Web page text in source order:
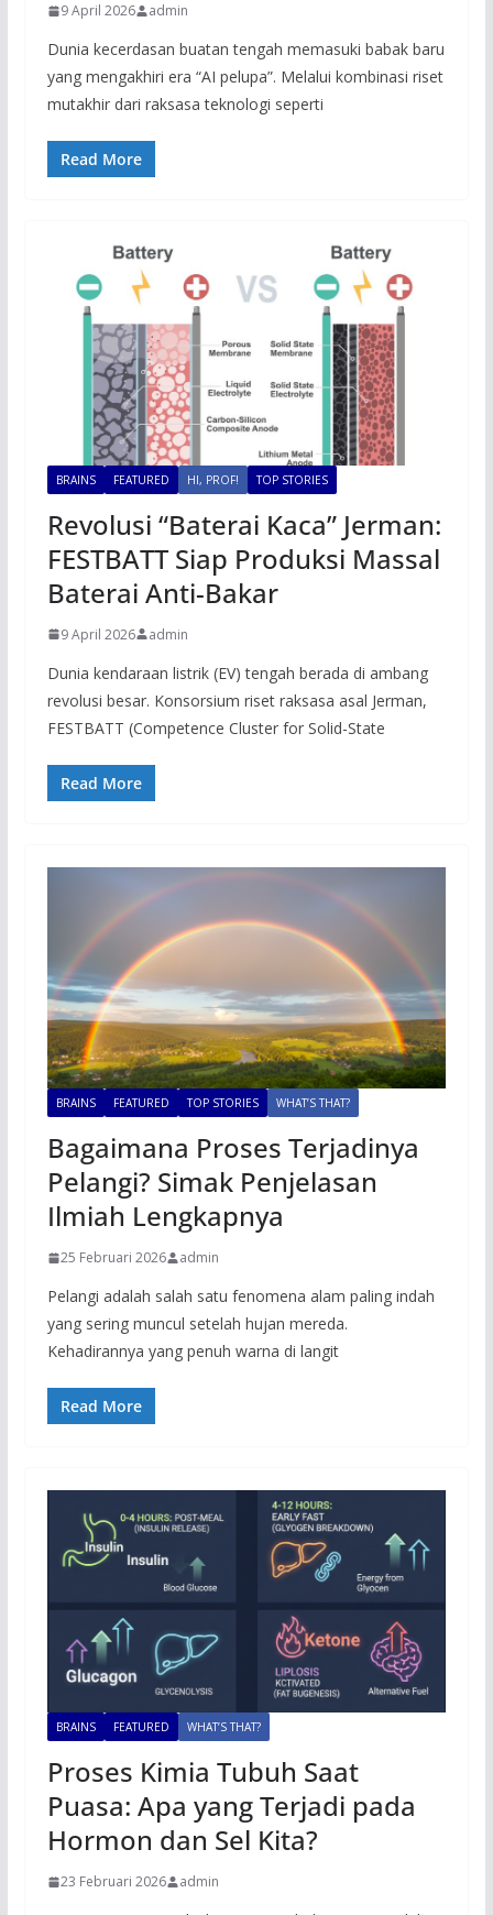
9 April 2026 admin
Dunia kecerdasan buatan tengah memasuki babak baru
yang mengakhiri era “AI pelupa”. Melalui kombinasi riset
mutakhir dari raksasa teknologi seperti
Read More
BRAINS FEATURED HI, PROF! TOP STORIES
Revolusi “Baterai Kaca” Jerman:
FESTBATT Siap Produksi Massal
Baterai Anti-Bakar
9 April 2026 admin
Dunia kendaraan listrik (EV) tengah berada di ambang
revolusi besar. Konsorsium riset raksasa asal Jerman,
FESTBATT (Competence Cluster for Solid-State
Read More
BRAINS FEATURED TOP STORIES WHAT’S THAT?
Bagaimana Proses Terjadinya
Pelangi? Simak Penjelasan
Ilmiah Lengkapnya
25 Februari 2026 admin
Pelangi adalah salah satu fenomena alam paling indah
yang sering muncul setelah hujan mereda.
Kehadirannya yang penuh warna di langit
Read More
BRAINS FEATURED WHAT’S THAT?
Proses Kimia Tubuh Saat
Puasa: Apa yang Terjadi pada
Hormon dan Sel Kita?
23 Februari 2026 admin